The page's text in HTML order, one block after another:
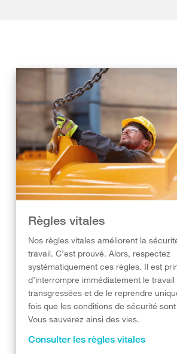
Règles vitales
Nos règles vitales améliorent la
travail. C’est prouvé. Alors, respectez
systématiquement ces règles. Il est
d’interrompre immédiatement le
transgressées et de le reprendre
fois que les conditions de sécurité
Vous sauverez ainsi des vies.
Consulter les règles vitales